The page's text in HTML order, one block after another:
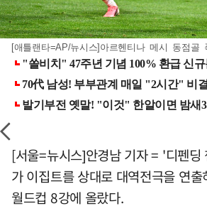
[애틀랜타=AP/뉴시스]아르헨티나 메시 동점골
[서울=뉴시스]안경남 기자 = '디펜
가 이집트를 상대로 대역전극을 연
월드컵 8강에 올랐다.